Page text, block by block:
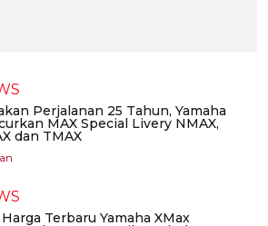
Perjalanan 25 Tahun, Yamaha
MAX Special Livery NMAX,
dan TMAX
Terbaru Yamaha XMax